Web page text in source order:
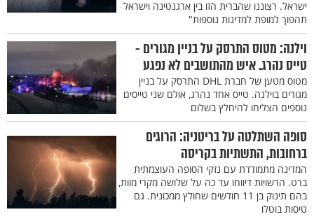
ישראל. רצוננו שהברית הזו בין ארגנטינה וישראל
תהפוך למופת למדינות נוספות"
וילנה: מטוס התרסק על בניין מגורים -
טייס נהרג. איש מהתושבים לא נפגע
מטוס מטען של חברת DHL התרסק על בניין
מגורים בוילנה. טייס אחד נהרג, אולם שני טייסים
נוספים הצליחו להיחלץ בשלום
סופה השתלטה על בריטניה: הרוגים
ברחובות, התשתיות בקריסה
המדינה מתמודדת עם נזקי הסופה העוצמתית
ברט. הרשויות דיווחו עד כה על שלושה מקרי מוות,
בהם תינוק בן 11 חודשים שחולץ ממכונית. גם
טיסות בוטלו